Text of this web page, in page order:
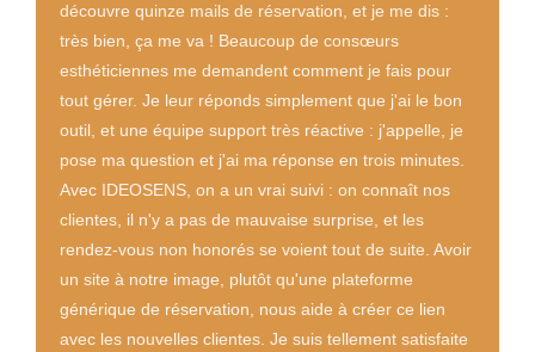
découvre quinze mails de réservation, et je me dis :
très bien, ça me va ! Beaucoup de consœurs
esthéticiennes me demandent comment je fais pour
tout gérer. Je leur réponds simplement que j'ai le bon
outil, et une équipe support très réactive : j'appelle, je
pose ma question et j'ai ma réponse en trois minutes.
Avec IDEOSENS, on a un vrai suivi : on connaît nos
clientes, il n'y a pas de mauvaise surprise, et les
rendez-vous non honorés se voient tout de suite. Avoir
un site à notre image, plutôt qu'une plateforme
générique de réservation, nous aide à créer ce lien
avec les nouvelles clientes. Je suis tellement satisfaite